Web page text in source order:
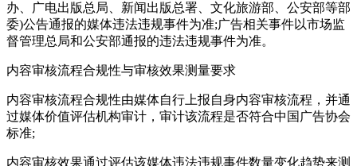
办、广电出版总局、新闻出版总署、文化旅游部、公安部等部
委)公告通报的媒体违法违规事件为准;广告相关事件以市场监
督管理总局和公安部通报的违法违规事件为准。
内容审核流程合规性与审核效果测量要求
内容审核流程合规性由媒体自行上报自身内容审核流程，并通
过媒体价值评估机构审计，审计该流程是否符合中国广告协会
标准;
内容审核效果通过评估该媒体违法违规事件数量变化趋势来测